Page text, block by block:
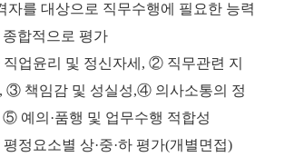
자를 대상으로 직무수행에 필요한 능력
합적으로 평가
업윤리 및 정신자세, ② 직무관련 지
③ 책임감 및 성실성,④ 의사소통의 정
예의·품행 및 업무수행 적합성
정요소별 상·중·하 평가(개별면접)